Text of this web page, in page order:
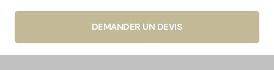
DEMANDER UN DEVIS